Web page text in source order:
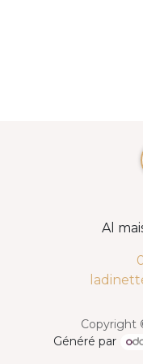
Al
Copyright
Généré par